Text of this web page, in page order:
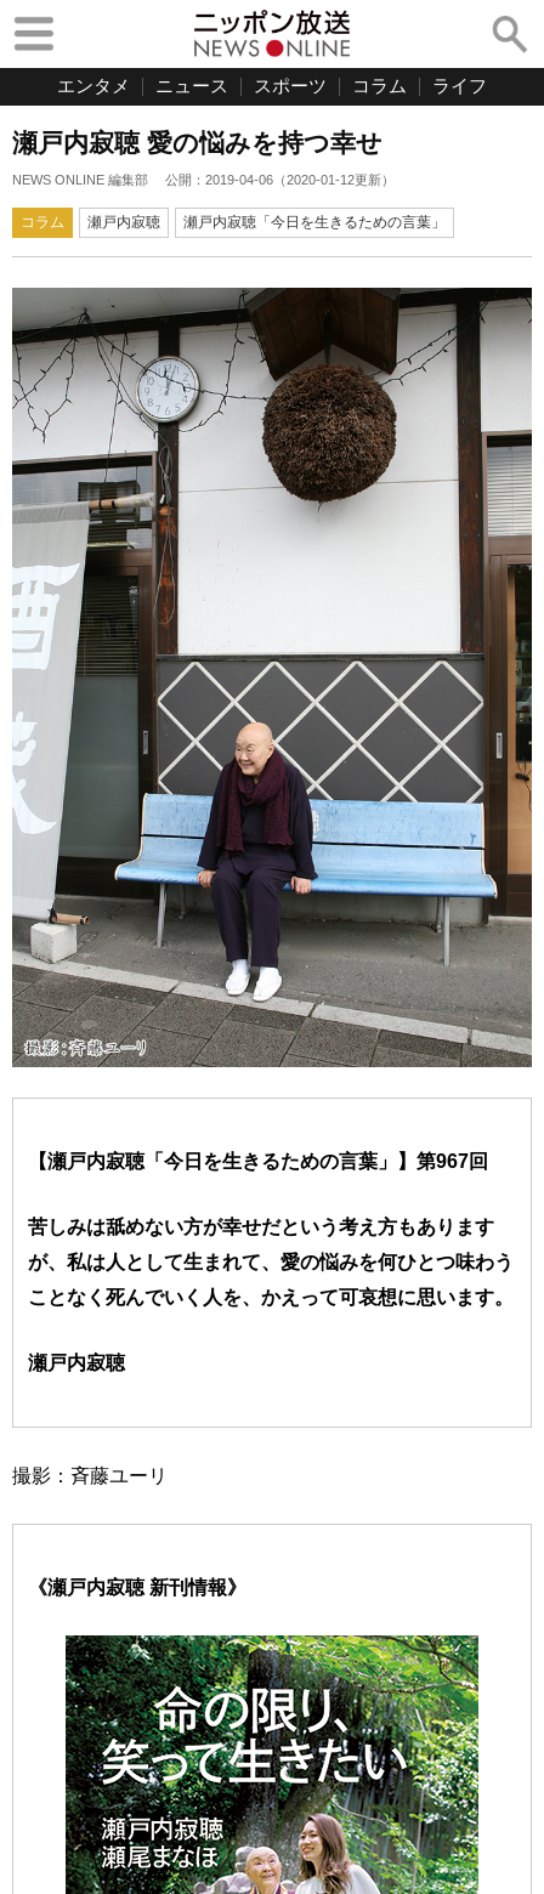
エンタメ ニュース スポーツ コラム ライフ
瀬戸内寂聴 愛の悩みを持つ幸せ
NEWS ONLINE 編集部 公開： 2019-04-06 （2020-01-12更新）
コラム 瀬戸内寂聴 瀬戸内寂聴「今日を生きるための言葉」
【瀬戸内寂聴「今日を生きるための言葉」】第967回
苦しみは舐めない方が幸せだという考え方もあります
が、私は人として生まれて、愛の悩みを何ひとつ味わう
ことなく死んでいく人を、かえって可哀想に思います。
瀬戸内寂聴
撮影：斉藤ユーリ
《瀬戸内寂聴 新刊情報》